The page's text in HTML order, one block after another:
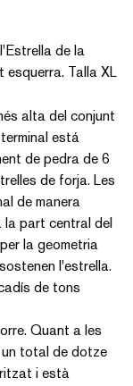
de la
esquerra. Talla XL
alta del conjunt
está
de pedra de 6
de forja. Les
de manera
la part central del
la geometria
l'estrella.
de tons
Quant a les
un total de dotze
i està